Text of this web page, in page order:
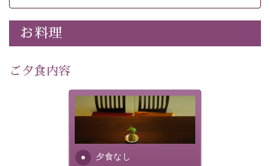
-----------【安心への取り組み】----------
個室料亭、貸切風呂のご利用が可能な上、 安心安全にご
滞在いただけるよう
30項目以上からなる独自の衛生・消毒プログラムの基、
徹底した衛生管理を行っております。
-------------------------------------------------
・朝食は個室料亭で個室食
・諏訪大社4社を巡る無料参拝バス（事前予約制）
・館内着をご用意
お料理
ご夕食内容
夕食なし
夕食なしご夕食を追加される
場合は、二食付きのプランを
お選びくださいませ。